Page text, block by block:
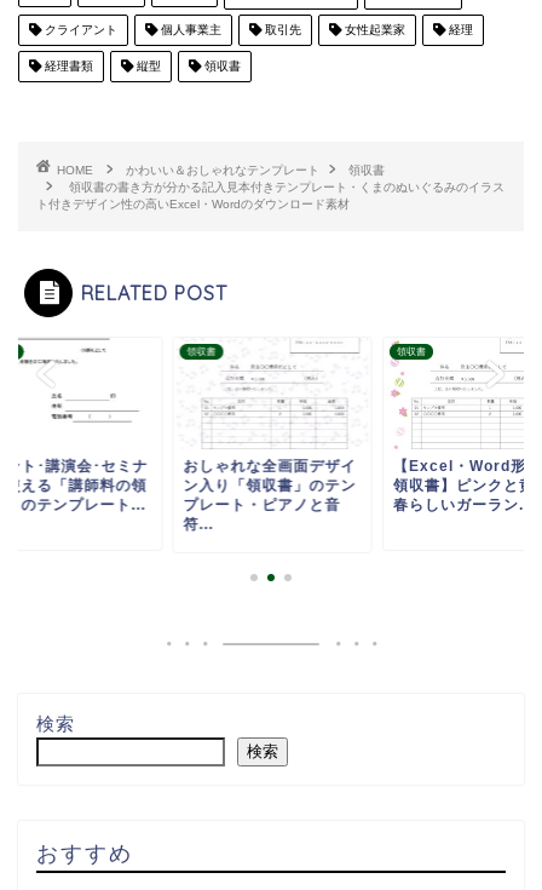
クライアント 個人事業主 取引先 女性起業家 経理
経理書類 縦型 領収書
HOME かわいい＆おしゃれなテンプレート
領収書
領収書の書き方が分かる記入見本付きテンプレート・くまのぬいぐるみのイラス
ト付きデザイン性の高いExcel・Wordのダウンロード素材
RELATED POST
ント･講演会･セミナ
使える「講師料の領
」のテンプレート...
領収書
おしゃれな全画面デザイ
ン入り「領収書」のテン
プレート・ピアノと音
符...
領収書
【Excel・Word形
領収書】ピンクと黄
春らしいガーラン...
検索
検索
おすすめ